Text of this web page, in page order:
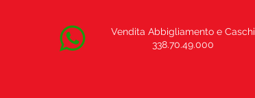
Vendita Abbigliamento e Caschi
338.70.49.000